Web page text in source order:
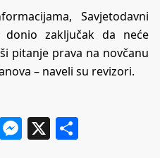
Savjetodavni
zaključak da neće
pitanje prava na novčanu
– naveli su revizori.
WhatsApp
Messenger
X